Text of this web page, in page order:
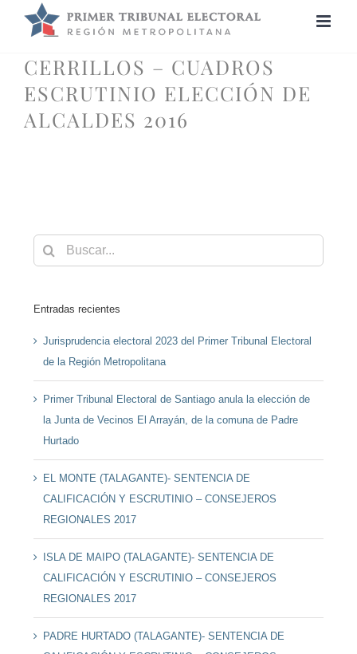
CERRILLOS – CUADROS
ESCRUTINIO ELECCIÓN DE
ALCALDES 2016
Buscar:
Entradas recientes
Jurisprudencia electoral 2023 del Primer Tribunal Electoral
de la Región Metropolitana
Primer Tribunal Electoral de Santiago anula la elección de
la Junta de Vecinos El Arrayán, de la comuna de Padre
Hurtado
EL MONTE (TALAGANTE)- SENTENCIA DE
CALIFICACIÓN Y ESCRUTINIO – CONSEJEROS
REGIONALES 2017
ISLA DE MAIPO (TALAGANTE)- SENTENCIA DE
CALIFICACIÓN Y ESCRUTINIO – CONSEJEROS
REGIONALES 2017
PADRE HURTADO (TALAGANTE)- SENTENCIA DE